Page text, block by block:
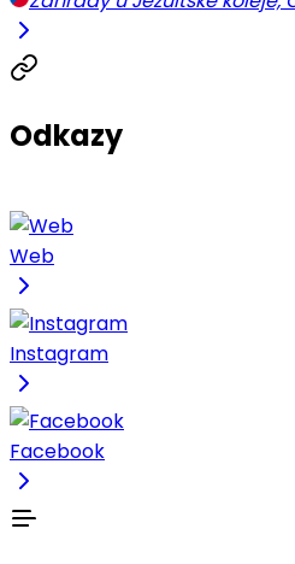
Odkazy
Web
Instagram
Facebook